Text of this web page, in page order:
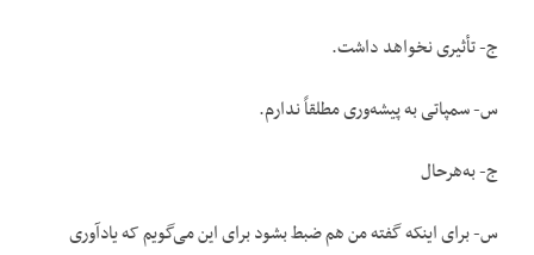
ج- تأثیری نخواهد داشت.
س- سمپاتی به پیشه‌وری مطلقاً ندارم.
ج- به‌هرحال
س- برای اینکه گفته من هم ضبط بشود برای این می‌گویم که یادآوری